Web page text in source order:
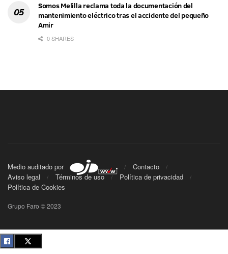
Somos Melilla reclama toda la documentación del
mantenimiento eléctrico tras el accidente del pequeño
Amir
0 SHARES
Medio auditado por
Contacto
Aviso legal
Términos de uso
Política de privacidad
Política de Cookies
Grupo Faro © 2023